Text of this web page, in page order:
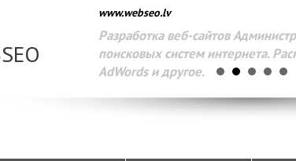
www.webseo.lv
Разработка веб-сайтов
поисковых систем интернета.
AdWords и другое.